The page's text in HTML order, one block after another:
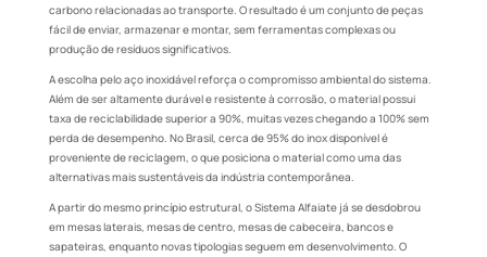
carbono relacionadas ao transporte. O resultado é um conjunto de peças
fácil de enviar, armazenar e montar, sem ferramentas complexas ou
produção de resíduos significativos.
A escolha pelo aço inoxidável reforça o compromisso ambiental do sistema.
Além de ser altamente durável e resistente à corrosão, o material possui
taxa de reciclabilidade superior a 90%, muitas vezes chegando a 100% sem
perda de desempenho. No Brasil, cerca de 95% do inox disponível é
proveniente de reciclagem, o que posiciona o material como uma das
alternativas mais sustentáveis da indústria contemporânea.
A partir do mesmo princípio estrutural, o Sistema Alfaiate já se desdobrou
em mesas laterais, mesas de centro, mesas de cabeceira, bancos e
sapateiras, enquanto novas tipologias seguem em desenvolvimento. O